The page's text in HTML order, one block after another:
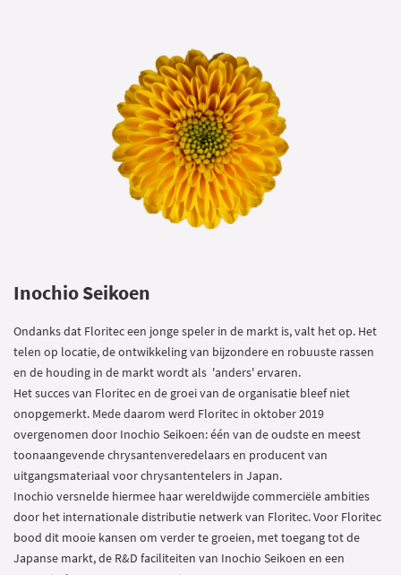
Inochio Seikoen
Ondanks dat Floritec een jonge speler in de markt is, valt het op. Het
telen op locatie, de ontwikkeling van bijzondere en robuuste rassen
en de houding in de markt wordt als 'anders' ervaren.
Het succes van Floritec en de groei van de organisatie bleef niet
onopgemerkt. Mede daarom werd Floritec in oktober 2019
overgenomen door Inochio Seikoen: één van de oudste en meest
toonaangevende chrysantenveredelaars en producent van
uitgangsmateriaal voor chrysantentelers in Japan.
Inochio versnelde hiermee haar wereldwijde commerciële ambities
door het internationale distributie netwerk van Floritec. Voor Floritec
bood dit mooie kansen om verder te groeien, met toegang tot de
Japanse markt, de R&D faciliteiten van Inochio Seikoen en een